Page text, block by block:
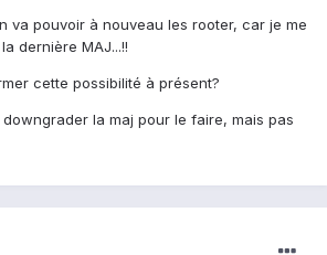
va pouvoir à nouveau les rooter, car je me
dernière MAJ...!!
cette possibilité à présent?
la maj pour le faire, mais pas